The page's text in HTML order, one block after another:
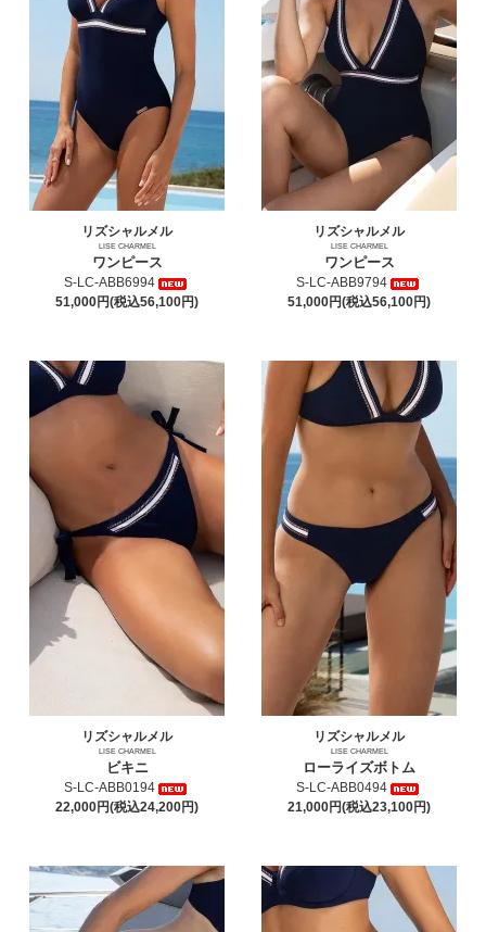
リズシャルメル
LISE CHARMEL
ワンピース
S-LC-ABB6994
51,000円(税込56,100円)
リズシャルメル
LISE CHARMEL
ワンピース
S-LC-ABB9794
51,000円(税込56,100円)
リズシャルメル
LISE CHARMEL
ビキニ
S-LC-ABB0194
22,000円(税込24,200円)
リズシャルメル
LISE CHARMEL
ローライズボトム
S-LC-ABB0494
21,000円(税込23,100円)